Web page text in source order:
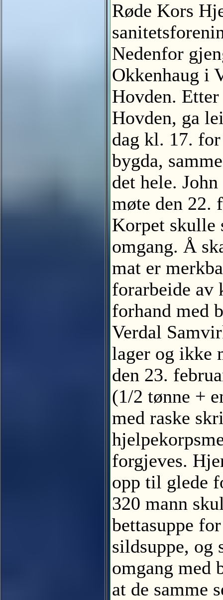
Røde Kors
Nedenfor
Okkenhaug i
Hovden.
Hovden, ga
dag kl. 17.
bygda,
det hele.
møte den 22.
Korpet skulle
omgang. Å
mat er
forarbeide av
forhand med
Verdal
lager og ikke
den 23.
(1/2 tønne +
med raske
forgjeves.
opp til glede
320 mann
bettasuppe
sildsuppe, og
omgang med
at de samme